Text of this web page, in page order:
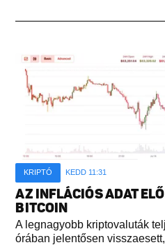
KRIPTÓ KEDD 11:31
AZ INFLÁCIÓS ADAT
BITCOIN
A legnagyobb kriptovaluták
órában jelentősen